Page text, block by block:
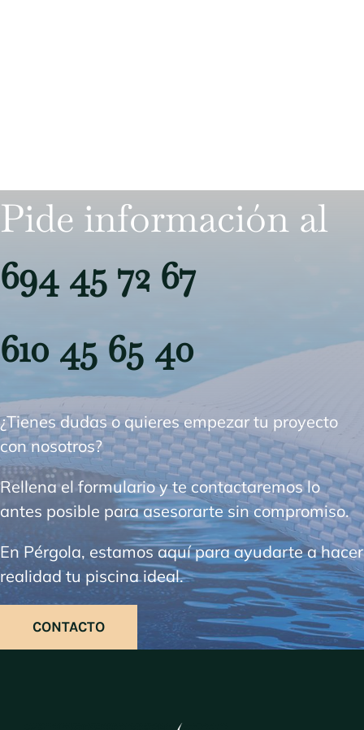
Pide información al
694 45 72 67
610 45 65 40
¿Tienes dudas o quieres empezar tu proyecto
con nosotros?
Rellena el formulario y te contactaremos lo
antes posible para asesorarte sin compromiso.
En Pérgola, estamos aquí para ayudarte a hacer
realidad tu piscina ideal.
CONTACTO